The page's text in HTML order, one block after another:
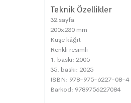
Teknik Özellikler
32 sayfa
200x230 mm
Kuşe kâğıt
Renkli resimli
1. baskı: 2005
35. baskı: 2025
ISBN: 978-975-6227-08-4
Barkod: 9789756227084